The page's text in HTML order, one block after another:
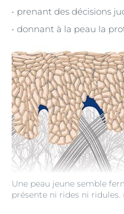
Une peau jeune semble
présente ni rides ni
prenant des décisions
donnant à la peau la